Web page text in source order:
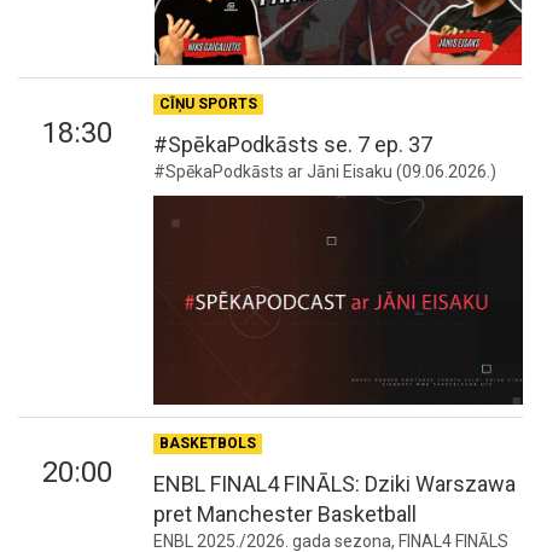
18:30
CĪŅU SPORTS
#SpēkaPodkāsts se. 7 ep. 37
#SpēkaPodkāsts ar Jāni Eisaku (09.06.2026.)
20:00
BASKETBOLS
ENBL FINAL4 FINĀLS: Dziki Warszawa
pret Manchester Basketball
ENBL 2025./2026. gada sezona, FINAL4 FINĀLS